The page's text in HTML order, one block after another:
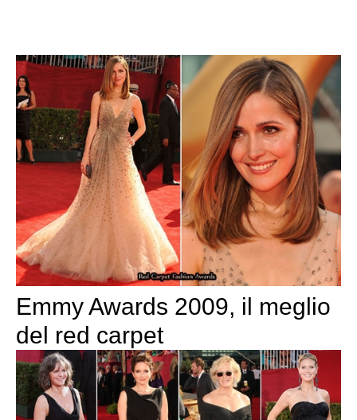
Emmy Awards 2009, il meglio
del red carpet